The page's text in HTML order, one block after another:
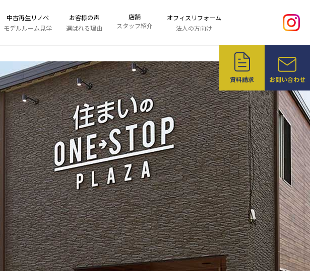
中古再生リノベ
モデルルーム見学
お客様の声
選ばれる理由
店舗
スタッフ紹介
オフィスリフォーム
法人の方向け
資料請求 お問い合わせ